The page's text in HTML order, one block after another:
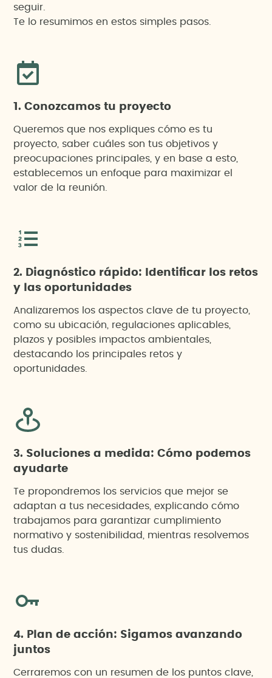
seguir.
Te lo resumimos en estos simples pasos.
1. Conozcamos tu proyecto
Queremos que nos expliques cómo es tu
proyecto, saber cuáles son tus objetivos y
preocupaciones principales, y en base a esto,
establecemos un enfoque para maximizar el
valor de la reunión.
2. Diagnóstico rápido: Identificar los retos
y las oportunidades
Analizaremos los aspectos clave de tu proyecto,
como su ubicación, regulaciones aplicables,
plazos y posibles impactos ambientales,
destacando los principales retos y
oportunidades.
3. Soluciones a medida: Cómo podemos
ayudarte
Te propondremos los servicios que mejor se
adaptan a tus necesidades, explicando cómo
trabajamos para garantizar cumplimiento
normativo y sostenibilidad, mientras resolvemos
tus dudas.
4. Plan de acción: Sigamos avanzando
juntos
Cerraremos con un resumen de los puntos clave,